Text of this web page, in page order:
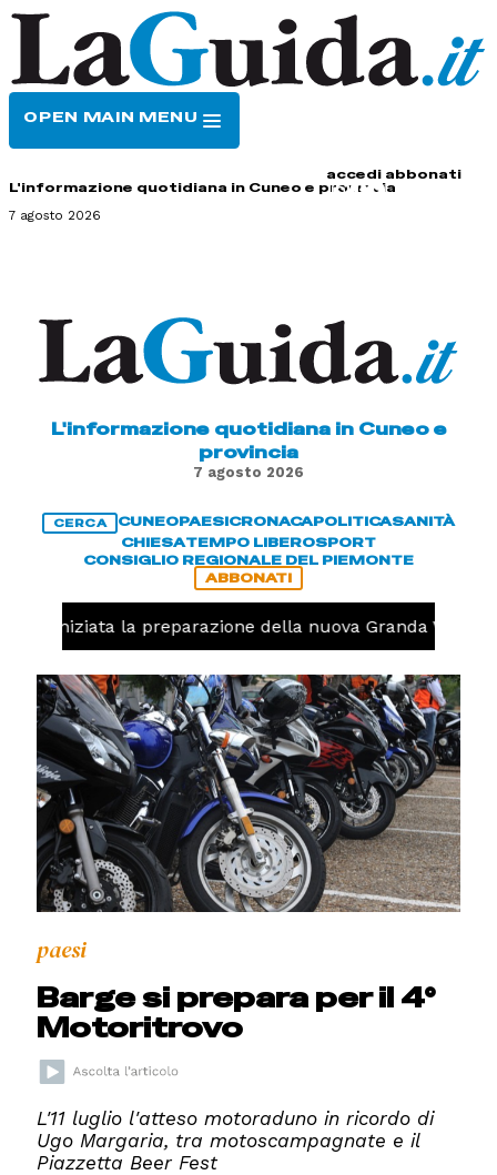
OPEN MAIN MENU
accedi abbonati
L'informazione quotidiana in Cuneo e provincia
7 agosto 2026
L'informazione quotidiana in Cuneo e
provincia
7 agosto 2026
CERCA CUNEOPAESICRONACAPOLITICASANITÀ
CHIESATEMPO LIBEROSPORT
CONSIGLIO REGIONALE DEL PIEMONTE
ABBONATI
iniziata la preparazione della nuova Granda Volley
paesi
Barge si prepara per il 4°
Motoritrovo
L'11 luglio l'atteso motoraduno in ricordo di
Ugo Margaria, tra motoscampagnate e il
Piazzetta Beer Fest